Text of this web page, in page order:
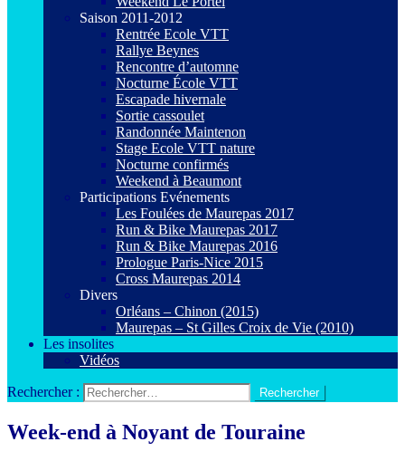
Saison 2011-2012
Rentrée Ecole VTT
Rallye Beynes
Rencontre d’automne
Nocturne École VTT
Escapade hivernale
Sortie cassoulet
Randonnée Maintenon
Stage Ecole VTT nature
Nocturne confirmés
Weekend à Beaumont
Participations Evénements
Les Foulées de Maurepas 2017
Run & Bike Maurepas 2017
Run & Bike Maurepas 2016
Prologue Paris-Nice 2015
Cross Maurepas 2014
Divers
Orléans – Chinon (2015)
Maurepas – St Gilles Croix de Vie (2010)
Les insolites
Vidéos
Rechercher :
Week-end à Noyant de Touraine